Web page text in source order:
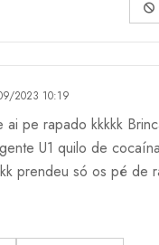
2023 10:19
ai pe rapado kkkkk
U1 quilo de
prendeu só os pé de